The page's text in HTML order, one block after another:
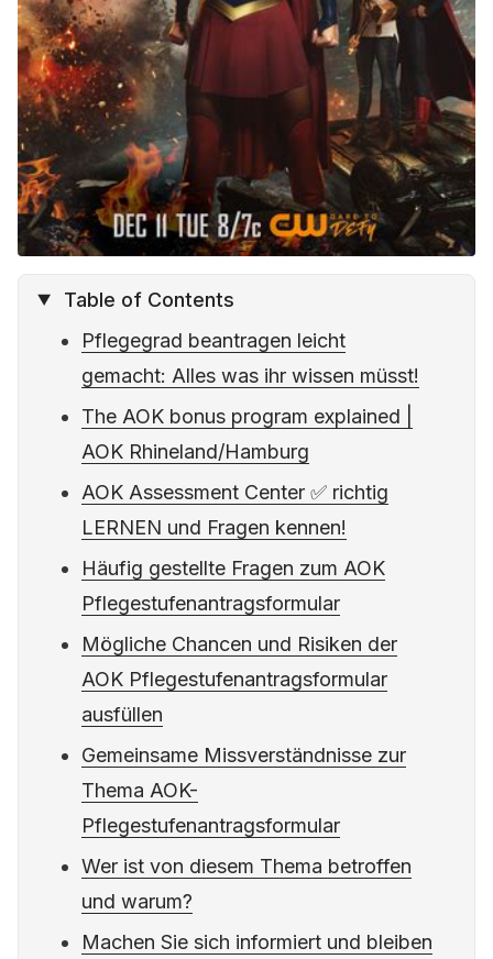
Table of Contents
Pflegegrad beantragen leicht
gemacht: Alles was ihr wissen müsst!
The AOK bonus program explained |
AOK Rhineland/Hamburg
AOK Assessment Center ✅ richtig
LERNEN und Fragen kennen!
Häufig gestellte Fragen zum AOK
Pflegestufenantragsformular
Mögliche Chancen und Risiken der
AOK Pflegestufenantragsformular
ausfüllen
Gemeinsame Missverständnisse zur
Thema AOK-
Pflegestufenantragsformular
Wer ist von diesem Thema betroffen
und warum?
Machen Sie sich informiert und bleiben